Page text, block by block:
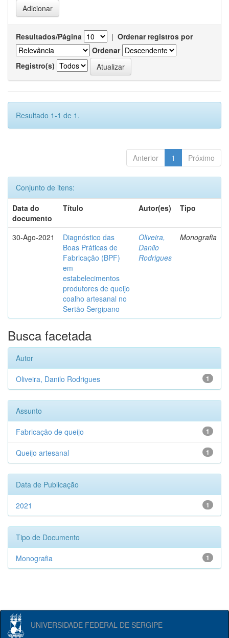
Resultados/Página | Ordenar registros por
Ordenar
Registro(s)
Resultado 1-1 de 1.
Anterior 1 Próximo
Conjunto de itens:
Data do
documento
Título Autor(es) Tipo
30-Ago-2021
Diagnóstico das
Boas Práticas de
Fabricação (BPF)
em
estabelecimentos
produtores de queijo
coalho artesanal no
Sertão Sergipano
Oliveira,
Danilo
Rodrigues
Monografia
Busca facetada
Autor
1
Oliveira, Danilo Rodrigues
Assunto
1
Fabricação de queijo
1
Queijo artesanal
Data de Publicação
1
2021
Tipo de Documento
1
Monografia
UNIVERSIDADE FEDERAL DE SERGIPE